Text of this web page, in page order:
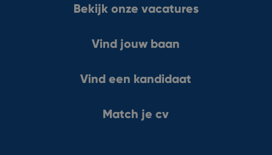
Bekijk onze vacatures
Vind jouw baan
Vind een kandidaat
Match je cv